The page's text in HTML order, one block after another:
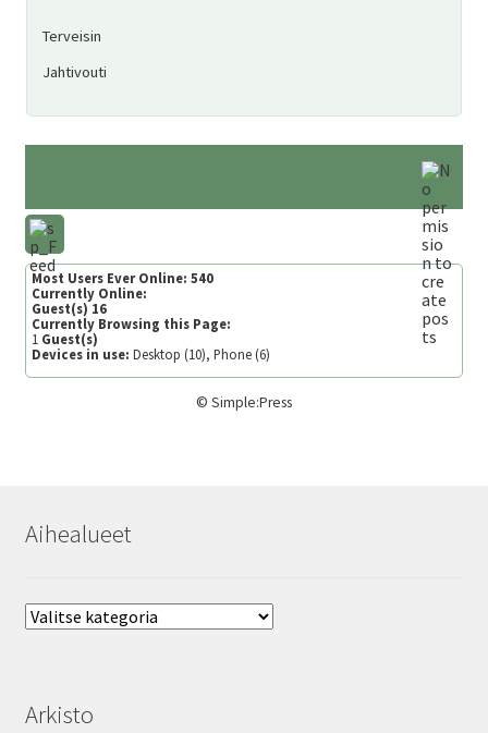
Terveisin
Jahtivouti
Most Users Ever Online: 540
Currently Online:
Guest(s) 16
Currently Browsing this Page:
1 Guest(s)
Devices in use: Desktop (10), Phone (6)
© Simple:Press
Aihealueet
Aihealueet
Arkisto